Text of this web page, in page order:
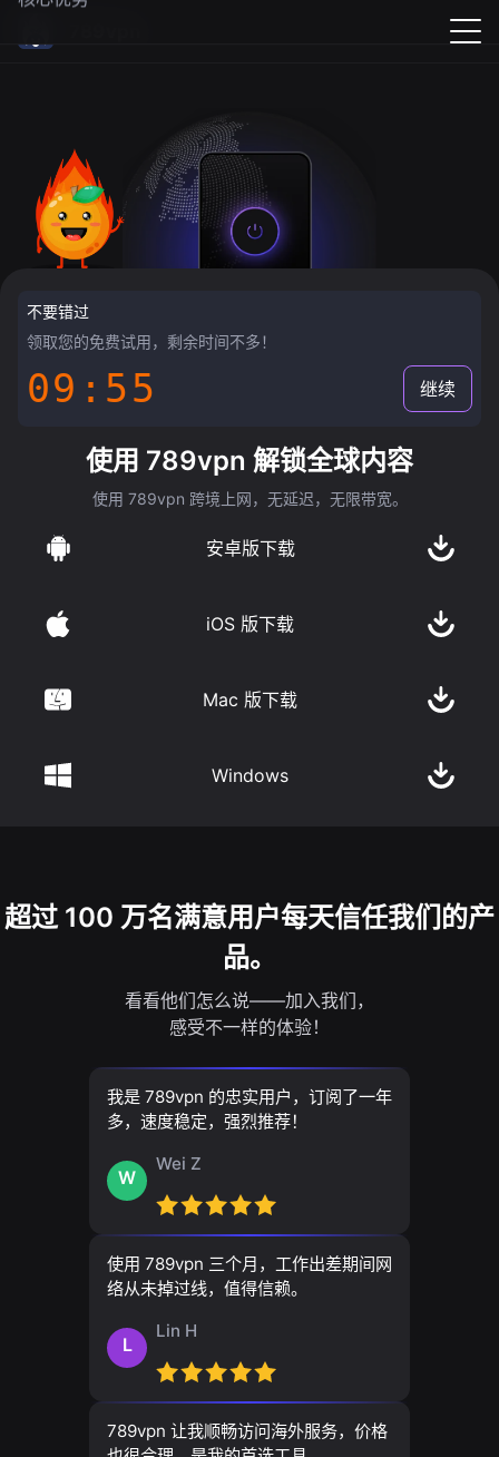
不要错过
领取您的免费试用，剩余时间不多！
09:55 继续
使用 789vpn 解锁全球内容
使用 789vpn 跨境上网，无延迟，无限带宽。
安卓版下载
iOS 版下载
Mac 版下载
Windows
超过 100 万名满意用户每天信任我们的产
品。
看看他们怎么说——加入我们，
感受不一样的体验！
我是 789vpn 的忠实用户，订阅了一年
多，速度稳定，强烈推荐！
W
Wei Z
使用 789vpn 三个月，工作出差期间网
络从未掉过线，值得信赖。
L
Lin H
789vpn 让我顺畅访问海外服务，价格